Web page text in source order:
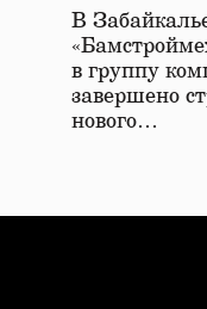
в
В
в группу
завершено
нового…